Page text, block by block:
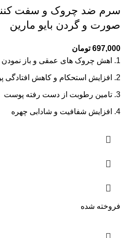
سرم ضد چروک و سفت
صورت و گردن بایو مارین
697,000 تومان
اهش چروک های عمقی و باز
افزایش استحکام و کاهش افتادگی
تامین رطوبت از دست رفته پوست
افزایش شفافیت و شادابی چهره
فروخته شده